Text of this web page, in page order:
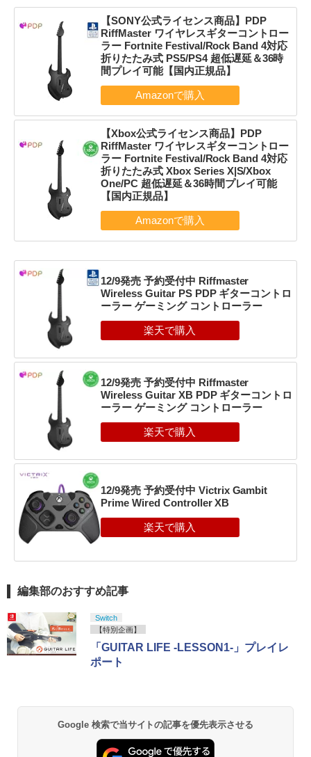
【SONY公式ライセンス商品】PDP
RiffMaster ワイヤレスギターコントロー
ラー Fortnite Festival/Rock Band 4対応
折りたたみ式 PS5/PS4 超低遅延＆36時
間プレイ可能【国内正規品】
【Xbox公式ライセンス商品】PDP
RiffMaster ワイヤレスギターコントロー
ラー Fortnite Festival/Rock Band 4対応
折りたたみ式 Xbox Series X|S/Xbox
One/PC 超低遅延＆36時間プレイ可能
【国内正規品】
12/9発売 予約受付中 Riffmaster
Wireless Guitar PS PDP ギターコントロ
ーラー ゲーミング コントローラー
12/9発売 予約受付中 Riffmaster
Wireless Guitar XB PDP ギターコントロ
ーラー ゲーミング コントローラー
12/9発売 予約受付中 Victrix Gambit
Prime Wired Controller XB
編集部のおすすめ記事
Switch
【特別企画】
「GUITAR LIFE -LESSON1-」プレイレ
ポート
Google 検索で当サイトの記事を優先表示させる